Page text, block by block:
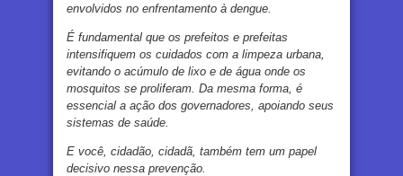
envolvidos no enfrentamento à dengue.
É fundamental que os prefeitos e prefeitas
intensifiquem os cuidados com a limpeza urbana,
evitando o acúmulo de lixo e de água onde os
mosquitos se proliferam. Da mesma forma, é
essencial a ação dos governadores, apoiando seus
sistemas de saúde.
E você, cidadão, cidadã, também tem um papel
decisivo nessa prevenção.